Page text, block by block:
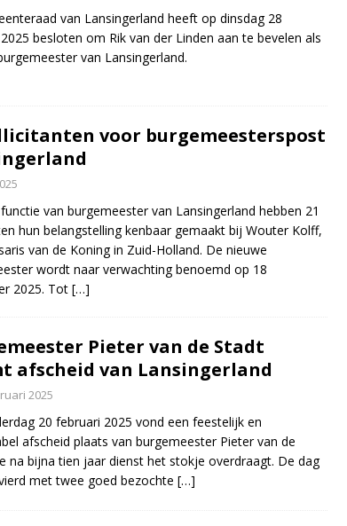
van Lansingerland heeft op dinsdag 28
besloten om Rik van der Linden aan te bevelen als
van Lansingerland.
voor burgemeesterspost
van burgemeester van Lansingerland hebben 21
hun belangstelling kenbaar gemaakt bij Wouter Kolff,
van de Koning in Zuid-Holland. De nieuwe
wordt naar verwachting benoemd op 18
2025. Tot […]
Pieter van de Stadt
afscheid van Lansingerland
2025
20 februari 2025 vond een feestelijk en
afscheid plaats van burgemeester Pieter van de
na bijna tien jaar dienst het stokje overdraagt. De dag
met twee goed bezochte […]